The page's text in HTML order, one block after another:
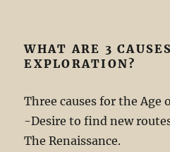
WHAT ARE 3
EXPLORATION?
Three causes for the Age
-Desire to find new
The Renaissance.